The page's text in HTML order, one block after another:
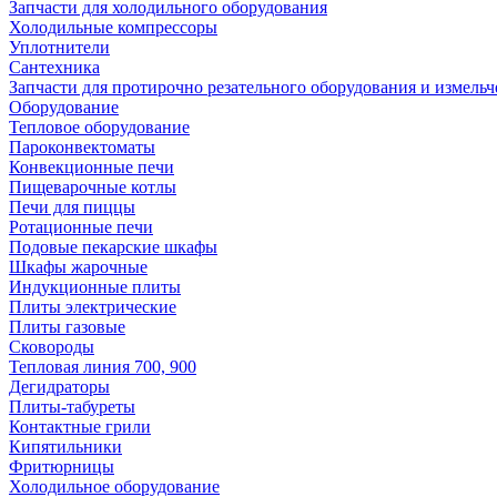
Запчасти для холодильного оборудования
Холодильные компрессоры
Уплотнители
Сантехника
Запчасти для протирочно резательного оборудования и
Оборудование
Тепловое оборудование
Пароконвектоматы
Конвекционные печи
Пищеварочные котлы
Печи для пиццы
Ротационные печи
Подовые пекарские шкафы
Шкафы жарочные
Индукционные плиты
Плиты электрические
Плиты газовые
Сковороды
Тепловая линия 700, 900
Дегидраторы
Плиты-табуреты
Контактные грили
Кипятильники
Фритюрницы
Холодильное оборудование